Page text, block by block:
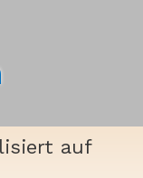
auf